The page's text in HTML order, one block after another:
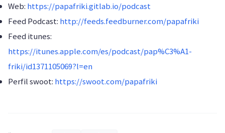
Web: https://papafriki.gitlab.io/podcast
Feed Podcast: http://feeds.feedburner.com/papafriki
Feed itunes:
https://itunes.apple.com/es/podcast/pap%C3%A1-
friki/id1371105069?l=en
Perfil swoot: https://swoot.com/papafriki